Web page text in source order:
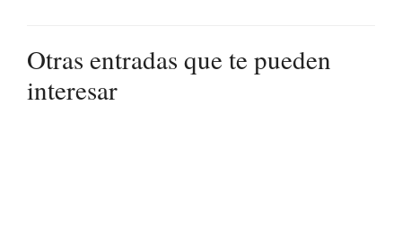
Otras entradas que te pueden
interesar